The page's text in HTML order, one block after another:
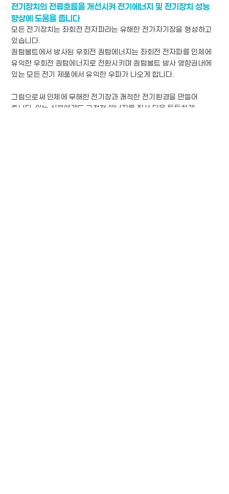
전기장치의 전류흐름을 개선시켜 전기에너지 및 전기장치 성능
향상에 도움을 줍니다
모든 전기장치는 좌회전 전자파라는 유해한 전가자기장을 형성하고
있습니다.
퀀텀볼트에서 방사된 우회전 퀀텀에너지는 좌회전 전자파를 인체에
유익한 우회전 퀀텀에너지로 전환시키며 퀀텀볼트 방사 영향권내에
있는 모든 전기 제품에서 유익한 우파가 나오게 합니다.
그럼으로써 인체에 무해한 전기장과 쾌적한 전기환경을 만들어
줍니다. 이는 식물에게도 긍정적 에너지를 줘서 더욱 튼튼하게